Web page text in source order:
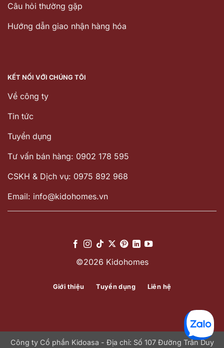
Câu hỏi thường gặp
Hướng dẫn giao nhận hàng hóa
KẾT NỐI VỚI CHÚNG TÔI
Về công ty
Tin tức
Tuyển dụng
Tư vấn bán hàng: 0902 178 595
CSKH & Dịch vụ: 0975 892 968
Email: info@kidohomes.vn
©2026 Kidohomes
Giới thiệu Tuyển dụng Liên hệ
Công ty Cổ phần Kidoasa - Địa chỉ: Số 107 Đường Trần Duy